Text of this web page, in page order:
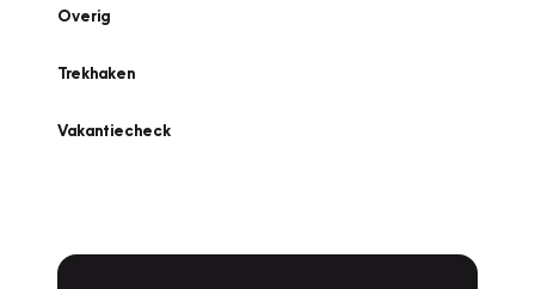
Overig
Trekhaken
Vakantiecheck